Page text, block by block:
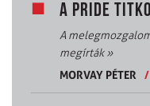
A PRIDE
A
megírták»
MORVAY PÉTER
/